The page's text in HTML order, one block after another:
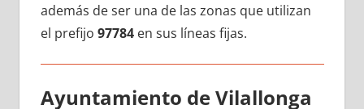
además dе ser una dе las zonas quе utilizan
el prefijo 97784en sus líneas fijas.
Ayuntamiento dе Vilallonga